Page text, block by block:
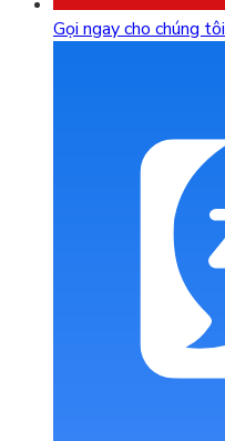
Gọi ngay cho chúng tôi